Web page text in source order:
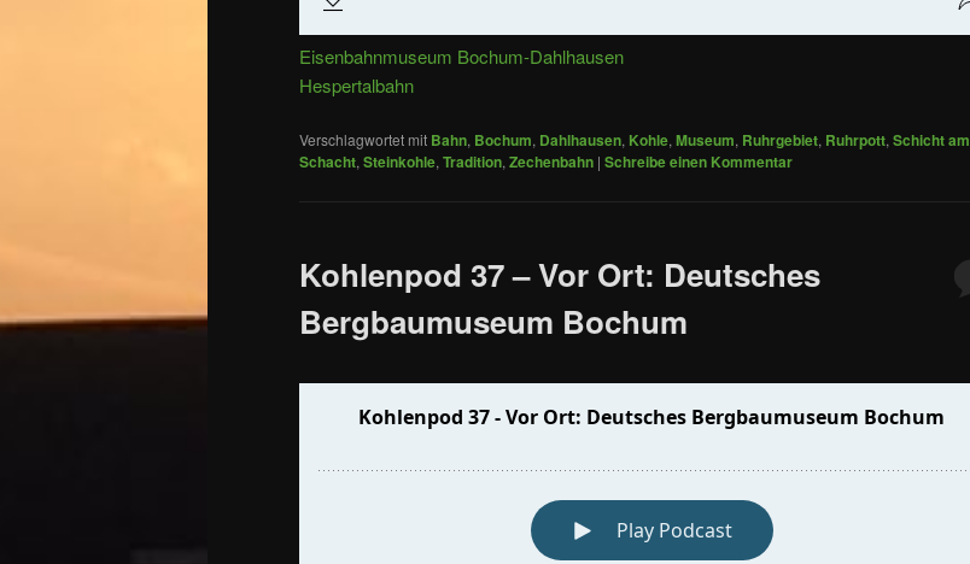
Eisenbahnmuseum Bochum-Dahlhausen
Hespertalbahn
Verschlagwortet mit Bahn, Bochum, Dahlhausen, Kohle, Museum, Ruhrgebiet, Ruhrpott, Schicht am
Schacht, Steinkohle, Tradition, Zechenbahn | Schreibe einen Kommentar
Kohlenpod 37 – Vor Ort: Deutsches
Bergbaumuseum Bochum